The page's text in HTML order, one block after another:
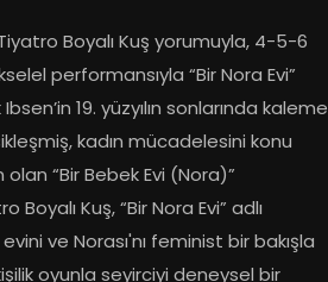
Tiyatro Boyalı Kuş yorumuyla, 4-5-6
performansıyla “Bir Nora Evi”
19. yüzyılın sonlarında kaleme
kadın mücadelesini konu
“Bir Bebek Evi (Nora)”
Kuş, “Bir Nora Evi” adlı
evini ve Norası'nı feminist bir bakışla
oyunla seyirciyi deneysel bir